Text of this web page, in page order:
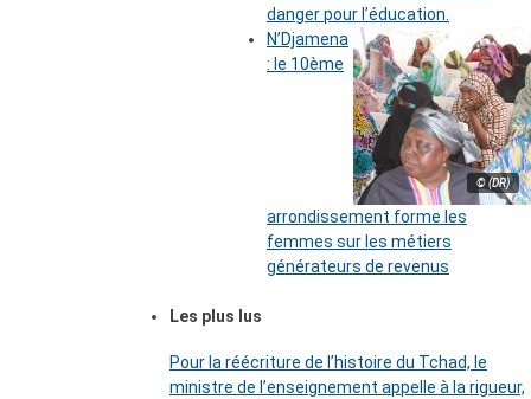
danger pour l’éducation.
© (DR)
N’Djamena
: le 10ème
arrondissement forme les
femmes sur les métiers
générateurs de revenus
Les plus lus
Pour la réécriture de l’histoire du Tchad, le
ministre de l’enseignement appelle à la rigueur,